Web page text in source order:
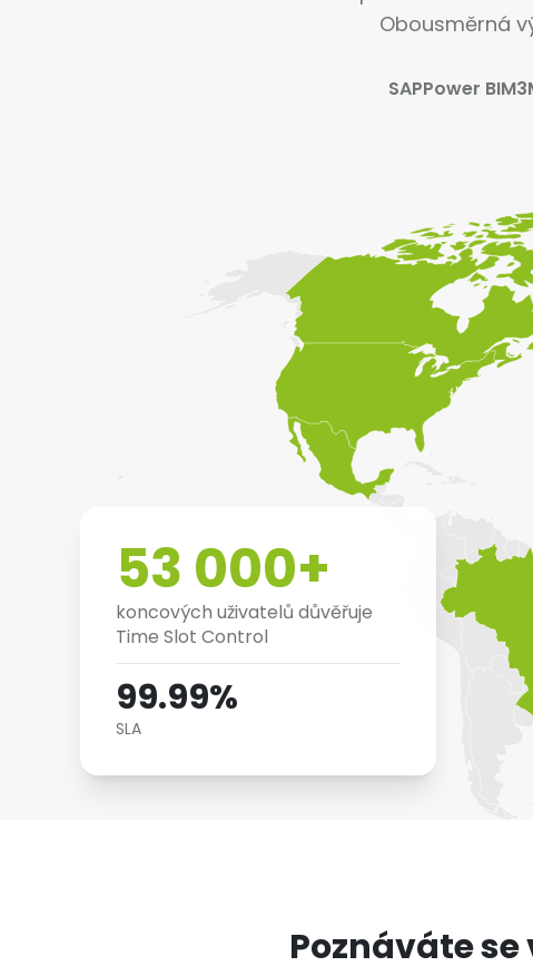
Obousměrná
SAPPower BIM3
53 000+
koncových uživatelů důvěřuje
Time Slot Control
99.99%
SLA
Poznáváte